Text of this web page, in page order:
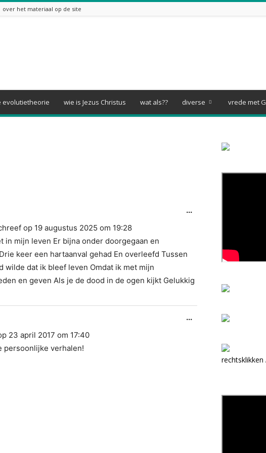
over het materiaal op de site
evolutietheorie wie is Jezus Christus wat als?? diverse vrede met
op 19 augustus 2025 om 19:28
mijn leven Er bijna onder doorgegaan en
keer een hartaanval gehad En overleefd Tussen
wilde dat ik bleef leven Omdat ik met mijn
en geven Als je de dood in de ogen kijkt Gelukkig
...Wissel
23 april 2017 om 17:40
persoonlijke verhalen!
...Wissel
metabox.
rechtsklikken